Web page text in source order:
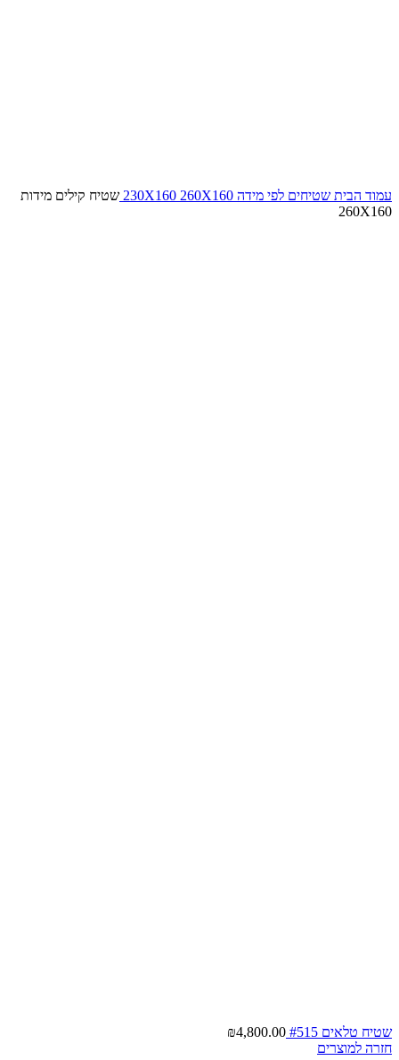
עמוד הבית שטיחים לפי מידה 230X160 260X160
שטיח קילים מידות
260X160
שטיח טלאים #515 ₪4,800.00
חזרה למוצרים